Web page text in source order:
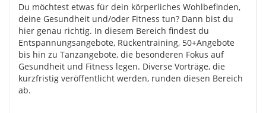
Du möchtest etwas für dein körperliches Wohlbefinden,
deine Gesundheit und/oder Fitness tun? Dann bist du
hier genau richtig. In diesem Bereich findest du
Entspannungsangebote, Rückentraining, 50+Angebote
bis hin zu Tanzangebote, die besonderen Fokus auf
Gesundheit und Fitness legen. Diverse Vorträge, die
kurzfristig veröffentlicht werden, runden diesen Bereich
ab.